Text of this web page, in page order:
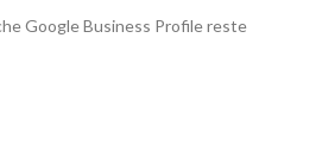
Google Business Profile reste